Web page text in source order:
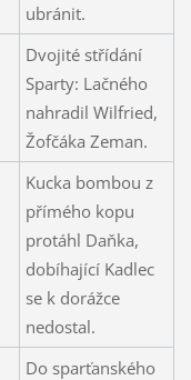
ubránit.
Dvojité střídání
Sparty: Lačného
nahradil Wilfried,
Žofčáka Zeman.
Kucka bombou z
přímého kopu
protáhl Daňka,
dobíhající Kadlec
se k dorážce
nedostal.
Do sparťanského